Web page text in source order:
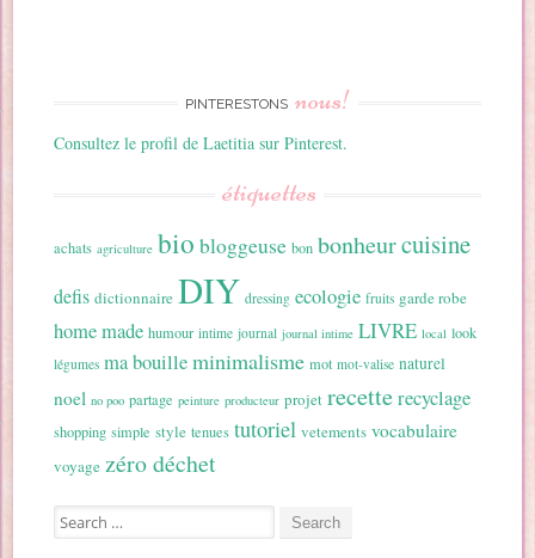
PINTERESTONS nous!
Consultez le profil de Laetitia sur Pinterest.
étiquettes
achats agriculture bio bloggeuse bon bonheurcuisine
defis dictionnaire DIY dressing ecologie fruits garde robe
home made humour intime journal journal intime LIVRE local look
légumes ma bouilleminimalisme mot mot-valise naturel
noel no poo partage peinture producteur projet recetterecyclage
shopping simple style tenues tutoriel vetements vocabulaire
voyage zéro déchet
Search for: